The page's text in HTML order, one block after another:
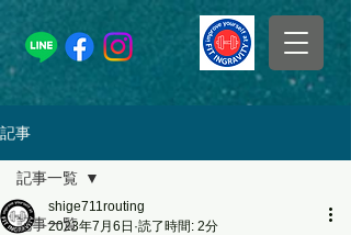
記事
記事一覧
記事一覧
shige711routing
2023年7月6日 読了時間: 2分